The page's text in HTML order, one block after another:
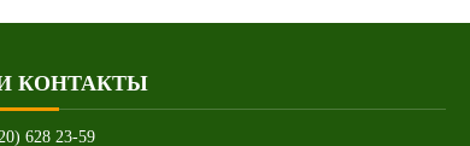
КОНТАКТЫ
628 23-59